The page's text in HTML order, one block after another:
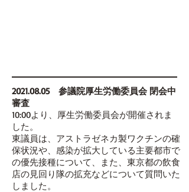
2021.08.05参議院厚生労働委員会 閉会中
審査
10:00より、厚生労働委員会が開催されま
した。
東議員は、アストラゼネカ製ワクチンの確
保状況や、感染が拡大している主要都市で
の優先接種について、また、東京都の飲食
店の見回り隊の拡充などについて質問いた
しました。